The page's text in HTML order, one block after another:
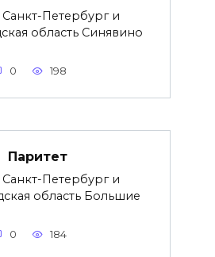
Петербург и
область Синявино
0 198
Паритет
Петербург и
область Большие
0 184